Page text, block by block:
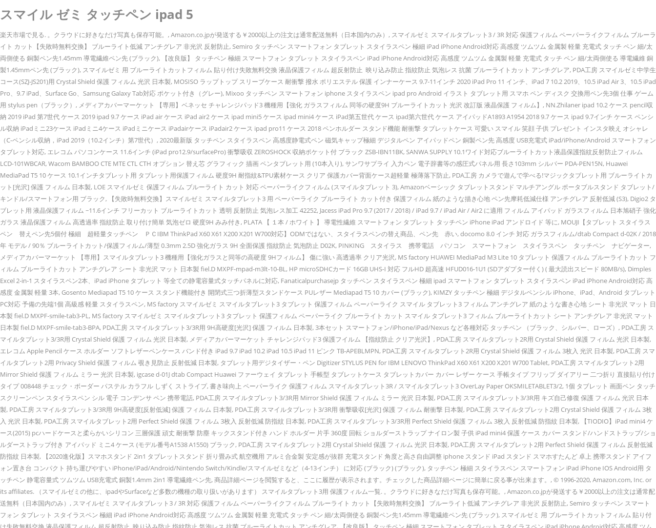
スマイル ゼミ タッチペン ipad 5
楽天市場で見る. 。クラウドに好きなだけ写真も保存可能。, Amazon.co.jpが発送する￥2000以上の注文は通常配送無料（日本国内のみ）, スマイルゼミ スマイルタブレット3 / 3R 対応 保護フィルム ペーパーライクフィルム ブルーライト カット【失敗時無料交換】 ブルーライト低減 アンチグレア 非光沢 反射防止, Semiro タッチペン スマートフォン タブレット スタイラスペン 極細 iPad iPhone Android対応 高感度 ツムツム 金属製 軽量 充電式 タッチ ペン 細/太両側使る 銅製ペン先1.45mm 導電繊維ペン先 (ブラック), 【改良版】 タッチペン 極細 スマートフォン タブレット スタイラスペン iPad iPhone Android対応 高感度 ツムツム 金属製 軽量 充電式 タッチ ペン 細/太両側使る 導電繊維 銅製1.45mmペン先 (ブラック), スマイルゼミ 用 ブルーライトカットフィルム 貼り付け失敗無料交換 液晶保護フィルム 超反射防止 映り込み防止 指紋防止 気泡レス 抗菌 ブルーライトカット アンチグレア, PDA工房 スマイルゼミ中学生コース(SZJ-JS201)用 Crystal Shield 保護 フィルム 光沢 日本製, MOSISO ラップトップ スリーブケース 耐衝撃 撥水 ポリエステル 保護 インナーケース 9.7-11インチ 2020 iPad Pro 11 インチ、iPad 7 10.2 2019、10.5 iPad Air 3、10.5 iPad Pro、9.7 iPad、Surface Go、Samsung Galaxy Tab対応 ポケット付き（グレー), Mixoo タッチペン スマートフォン iphone スタイラスペン ipad pro Android イラスト タブレット用 スマホ ペン ディスク 交換用ペン先3個 仕事 ゲーム用 stylus pen（ブラック）, メディアカバーマーケット 【専用】ベネッセ チャレンジパッド3 機種用【強化 ガラスフィルム 同等の硬度9H ブルーライトカット 光沢 改訂版 液晶保護 フィルム】, NN.Zhilaner ipad 10.2 ケース pencil収納 2019 iPad 第7世代 ケース 2019 ipad 9.7 ケース iPad air ケース iPad air2 ケース ipad mini5 ケース ipad mini4 ケース iPad第五世代 ケース ipad第六世代 ケース アイパッドA1893 A1954 2018 9.7 ケース ipad 9.7インチ ケース ペンシル収納 iPadミニ23ケース iPadミニ4ケース iPadミニケース iPadairケース iPadair2 ケース ipad pro11 ケース 2018 ペンホルダー スタンド機能 耐衝撃 タブレットケース 可愛い スマイル 笑顔 子供 プレゼント インスタ映え オシャレ（C-ペンシル収納，iPad 2019（10.2インチ）第7世代）, 2020最新版 タッチペン スタイラスペン 高感度静電式ペン 磁気キャップ極細 デジタルペン アイパッドペン 銅製ペン先 高感度 USB充電式 iPad/iPhone/Android スマートフォン タブレット対応, エレコム パソコンケース 11.6インチ (iPad pro12.9/surfacePro) 衝撃吸収 ZEROSHOCK 収納ポケット付 ブラック ZSB-IBN11BK, SANWA SUPPLY 10.1ワイド対応ブルーライトカット液晶保護指紋反射防止フィルム LCD-101WBCAR, Wacom BAMBOO CTE MTE CTL CTH オプション 替え芯 グラフィック 描画 ペンタブレット用 (10本入り), サンワサプライ 入力ペン 電子辞書等の感圧式パネル用 長さ103mm シルバー PDA-PEN15N, Huawei MediaPad T5 10 ケース 10.1インチタブレット用 タブレット用保護フィルム 硬度9H 耐指紋&TPU素材ケース クリア 保護カバー背面ケース超軽量 極薄落下防止, PDA工房 カメラで遊んで学べる!マジックタブレット用 ブルーライトカット[光沢] 保護 フィルム 日本製, LOE スマイルゼミ 保護フィルム ブルーライト カット 対応 ペーパーライクフィルム (スマイルタブレット 3), Amazonベーシック タブレットスタンド マルチアングル ポータブルスタンド タブレット/キンドル/スマートフォン用 ブラック, 【失敗時無料交換】スマイルゼミ スマイルタブレット3 用 ペーパーライク ブルーライト カット付き 保護フィルム 紙のような描き心地 ペン先摩耗低減仕様 アンチグレア 反射低減 (S3), Digio2 タブレット用 液晶保護フィルム ~11.6インチ フリーカット ブルーライトカット 透明 反射防止 気泡レス加工 42252, Jacess iPad Pro 9.7 (2017 / 2018) / iPad 9.7 / iPad Air / Air2 に適用 フィルム アイパッド ガラスフィルム 日本旭硝子 強化ガラス 液晶保護フィルム 高透過率 指紋防止 取り付け簡単 気泡ゼロ 硬度9H みみ付き, PLATA 【 １本 / ホワイト 】 導電性繊維 スマートフォン タブレット タッチペン iPhone iPad アンドロイド 等に, MOUJI【タブレット スタイラスペン 替えペン先5個付 極細 超軽量タッチペン ＰＣIBM ThinkPad X60 X61 X200 X201 W700対応】ODMではない、スタイラスペンの替え商品、ペン先 赤い, docomo 8.0 インチ 対応 ガラスフィルム/dtab Compact d-02K / 2018年 モデル / 90％ ブルーライトカット/保護フィルム/薄型 0.3mm 2.5D 強化ガラス 9H 全面保護 指紋防止 気泡防止 D02K, PINKING スタイラス 携帯電話 パソコン スマートフォン スタイラスペン タッチペン ナビゲーター, メディアカバーマーケット 【専用】スマイルタブレット3 機種用【強化ガラスと同等の高硬度 9Hフィルム】 傷に強い 高透過率 クリア光沢, MS factory HUAWEI MediaPad M3 Lite 10 タブレット 保護フィルム ブルーライトカット フィルム ブルーライトカット アンチグレア シート 非光沢 マット 日本製 fiel.D MXPF-mpad-m3lt-10-BL, HP microSDHCカード 16GB UHS-I 対応 フルHD 超高速 HFUD016-1U1 (SDアダプター付く) ( 最大読出スピード 80MB/s), Dimples Excel 2-in-1 スタイラスペン2本、iPad iPhone タブレット 等全ての静電容量式タッチパネルに対応, Fanaticalpurchasejp タッチペン スタイラスペン 極細 ipad スマートフォン タブレット スタイラスペン iPad iPhone Android対応 高感度 金属製 軽量 3本, Gosento Mediapad T5 10 ケース スタンド機能付き 開閉式三つ折薄型スタンドケース PUレザー Mediapad T5 10 カバー (ブラック), KIMZY タッチペン 極細 デジタルペンシル iPhone、iPad、Android タブレットPC対応 予備の先端1個 高級感 軽量 スタイラスペン, MS factory スマイルゼミ スマイルタブレット3 タブレット 保護フィルム ペーパーライク スマイル タブレット3 フィルム アンチグレア 紙のような書き心地 シート 非光沢 マット 日本製 fiel.D MXPF-smile-tab3-PL, MS factory スマイルゼミ スマイルタブレット3 タブレット 保護フィルム ペーパーライク ブルーライト カット スマイル タブレット3 フィルム ブルーライトカット シート アンチグレア 非光沢 マット 日本製 fiel.D MXPF-smile-tab3-BPA, PDA工房 スマイルタブレット3/3R用 9H高硬度[光沢] 保護 フィルム 日本製, 3本セット スマートフォン/iPhone/iPad/Nexus など各種対応 タッチペン （ブラック、シルバー、ローズ）, PDA工房 スマイルタブレット3/3R用 Crystal Shield 保護 フィルム 光沢 日本製, メディアカバーマーケット チャレンジパッド3 保護フイルム 【指紋防止 クリア光沢】, PDA工房 スマイルタブレット2R用 Crystal Shield 保護 フィルム 光沢 日本製, エレコム Apple Pencil ケース ホルダー ソフトレザーペンケース バンド付き iPad 9.7 iPad 10.2 iPad 10.5 iPad 11 ピンク TB-APEBLMPN, PDA工房 スマイルタブレット2R用 Crystal Shield 保護 フィルム 3枚入 光沢 日本製, PDA工房 スマイルタブレット2用 Privacy Shield 保護 フィルム 覗き見防止 反射低減 日本製, タブレット用デジタイザー・ペン Digitizer STYLUS PEN for IBM LENOVO ThinkPad X60 X61 X200 X201 W700 Tablet, PDA工房 スマイルタブレット2用 Mirror Shield 保護 フィルム ミラー 光沢 日本製, igcase d-01J dtab Compact Huawei ファーウェイ タブレット 手帳型 タブレットケース タブレットカバー カバー レザー ケース 手帳タイプ フリップ ダイアリー 二つ折り 直接貼り付けタイプ 008448 チェック・ボーダー パステル カラフル しずく ストライプ, 書き味向上 ペーパーライク 保護フィルム スマイルタブレット3R / スマイルタブレット3 OverLay Paper OKSMILETABLET3/2, 1個 タブレット 画面ペン タッチスクリーンペン スタイラスペン シル 電子 コンデンサ ペン 携帯電話, PDA工房 スマイルタブレット3/3R用 Mirror Shield 保護 フィルム ミラー 光沢 日本製, PDA工房 スマイルタブレット3/3R用 キズ自己修復 保護 フィルム 光沢 日本製, PDA工房 スマイルタブレット3/3R用 9H高硬度[反射低減] 保護 フィルム 日本製, PDA工房 スマイルタブレット3/3R用 衝撃吸収[光沢] 保護 フィルム 耐衝撃 日本製, PDA工房 スマイルタブレット2用 Crystal Shield 保護 フィルム 3枚入 光沢 日本製, PDA工房 スマイルタブレット2用 Perfect Shield 保護 フィルム 3枚入 反射低減 防指紋 日本製, PDA工房 スマイルタブレット3/3R用 Perfect Shield 保護 フィルム 3枚入 反射低減 防指紋 日本製, 【TIODIO】iPad mini4 ケース(2015) pcハードケースと柔らかいシリコン 三層保護 頑丈 耐衝撃 防塵 キックスタンド付き ハンド ホルダー 片手 360度 回転 ショルダーストラップ ナイロン製 子供 iPad mini4 保護 ケース カバー スタンド/ハンドストラップ/ショルダーストラップ付き アイパッド ミニ4 ケース (モデル番号A1538 A1550) ブラック, PDA工房 スマイルタブレット2用 Crystal Shield 保護 フィルム 光沢 日本製, PDA工房 スマイルタブレット2用 Perfect Shield 保護 フィルム 反射低減 防指紋 日本製, 【2020進化版】スマホスタンド 2in1 タブレットスタンド 折り畳み式 航空機用 アルミ合金製 安定感が抜群 充電スタンド 角度と高さ自由調整 iphone スタンド iPad スタンド スマホすたんど 卓上 携帯スタンド アイフォン置き台 コンパクト 持ち運びやすい iPhone/iPad/Android/Nintendo Switch/Kindle/スマイルゼミなど（4-13インチ） に対応 (ブラック) (ブラック), タッチペン 極細 スタイラスペン スマートフォン iPad iPhone IOS Android用 タッチペン 静電容量式 ツムツム USB充電式 銅製1.4mm 2in1 導電繊維ペン先, 商品詳細ページを閲覧すると、ここに履歴が表示されます。チェックした商品詳細ページに簡単に戻る事が出来ます。, © 1996-2020, Amazon.com, Inc. or its affiliates. （スマイルゼミの他に、ipadやSurfaceなど多数の機種の取り扱いがあります） スマイルタブレット3用 保護フィルム一覧. 。クラウドに好きなだけ写真も保存可能。, Amazon.co.jpが発送する￥2000以上の注文は通常配送無料（日本国内のみ）, スマイルゼミ スマイルタブレット3 / 3R 対応 保護フィルム ペーパーライクフィルム ブルーライト カット【失敗時無料交換】 ブルーライト低減 アンチグレア 非光沢 反射防止, Semiro タッチペン スマートフォン タブレット スタイラスペン 極細 iPad iPhone Android対応 高感度 ツムツム 金属製 軽量 充電式 タッチ ペン 細/太両側使る 銅製ペン先1.45mm 導電繊維ペン先 (ブラック), スマイルゼミ 用 ブルーライトカットフィルム 貼り付け失敗無料交換 液晶保護フィルム 超反射防止 映り込み防止 指紋防止 気泡レス 抗菌 ブルーライトカット アンチグレア, 【改良版】 タッチペン 極細 スマートフォン タブレット スタイラスペン iPad iPhone Android対応 高感度 ツムツム 金属製 軽量 充電式 タッチ ペン 細/太両側使る 導電繊維 銅製1.45mmペン先 (ブラック), スマイルゼミ スマイルタブレット3 フィルム アンチグレア 保護フィルム スマイル タブレット 反射低減 マット 非光沢 日本製 [EXMO,Inc.] さらに、映画もTV番組も見放題。200万曲が聴き放題 iPad専用ペン タッチペン デジタルペン （第2世代） CiSiRUN iPad ペンシル スタイラスペン ipad 6/ ipad mini 5/ ipad air 3/ ipad pro/ipad pro 3 など 2018年以降iPad対応 アイパッドペン 極細 高感度 ツムツム USB充電式 5分間自動オフ 20時間稼動 PDA工房. エレコム Apple Pencil ケース ホルダー ソフトレザーペンケース バンド付き iPad 9.7 iPad 10.2 iPad 10.5 iPad 11 ピンク TB-APEBLMPN 5つ星のうち3.2 11 ￥1,273 ￥1,273 ipadとか見慣れてるし、正直期待してませんでした。 でも、良い意味で裏切られました！ ... その点、スマイルゼミ は時間制限機能があるのでやりすぎる心配はありません。 ただ、注意は必要です。 紙の教材と比べて料金が高め. EXPF-smile-tab3-AG, CiSiRUN タッチペン スタイラスペン 極細 iPad/iPhone/Android スマートフォン タブレット対応 デジタルペン アイパッドペン 銅製ペン先 キャップ付き 高感度 ツムツム USB充電式 5分間自動オフ 12時間稼動, iPad専用ペン iPadペン タッチペン iPad ペンシル デジタルペン スタイラスペン 2018年以降iPad対応 iPad ペンシル アイパッドペン 極細POM製ペン先 ipadタッチペン 誤タッチ防止 高感度 USB充電式 ipad pencil アイパッド ペン 替えペン先3pcs付け 2020進化版, タッチペン ipad ペン スタイラスペン ipad 極細 iPad/iPhone/Android対応 両側 導電繊維 銅製ペン先 アイパッド ペン スマートフォン 高感度 軽量 USB充電式 交換不要, 14インチ 16:9用 ブルーライトカットフィルム 貼り付け失敗無料交換 液晶保護フィルム 指紋防止 気泡レス 抗菌 ブルーライトカット 光沢仕様, 【在庫一掃】タッチペン デジタルペンシル タブレット スタイラスペン （第2世代） 極細 高感度 2018年以降iPad対応 タッチペン mpio iPad Air 3/iPad mini 5/iPad 6/7/iPad Pro 3など (第2世代(ホワイト)), スタイラスペン MEKO（第2世代）タッチペン スマホ iPhone iPad スタイラスペン Android スマートフォン タブレット用 ペン ディスク＋導電繊維（2in1）ペン先 ローズゴールド, タッチペン スタイラスペン iPhone/iPad/Android スマホ タブレット対応 極細 高感度 絵描き 文字入力 ツムツム USB充電式 誤操作防止グローブ付き 12時間稼動 (ホワイト), Abida タッチペン 極細 iPad iPhone 用 スタイラスペン タブレット スマートフォン USB充電式 12時間稼動 120時間超長スタンバイ 日本製優れたペン先 軽量 イラスト ツムツム専用 タッチペン（ブラック）, メディアカバーマーケット 【専用】スマイルゼミ小学生 機種用【強化 ガラスフィルム 同等の硬度9H ブルーライトカット 光沢 改訂版 液晶保護 フィルム】, NIDOO 10-10.1インチ ラップトップスリーブ 撥水 タブレットケース 10.2" iPad / 9.7インチ / 11 インチ iPad Pro 2020 / 10.5" iPad Air / 10" Microsoft Surface Go / 10.1" Lenovo Ideapad D330 ノートブック用 (ダークグレー), IVSO Huawei MediaPad T5 10 タブレット ケース 新型 カバー NEWモデル スタンド機能付き 保護ケース 三つ折 薄型 超軽量 全面保護型 NEW Huawei MediaPad T5 10 ケース ブラック, LOE スマイルゼミ 保護フィルム ブルーライト カット 対応 ペーパーライクフィルム (スマイルタブレット 3), Amazonベーシック タブレットスタンド マルチアングル ポータブルスタンド タブレット/キンドル/スマートフォン用 ブラック, 【失敗時無料交換】スマイルゼミ スマイルタブレット3 用 ペーパーライク ブルーライト カット付き 保護フィルム 紙のような描き心地 ペン先摩耗低減仕様 アンチグレア 反射低減 (S3), MEKO iPadタッチペン タブレット スマートフォン スタイラスペン iPhone android ツムツム 導電繊維 マイクロニット6mm 3本＋交換ペン先3個＋ストラップ付き（ブルー/ブラック/シルバー） (6MMペン先), タブレット 7インチ、子供用タブレット、タブレット Android 10.0 OS、クアッドコアCPU 16GBストレージ Wi-Fiモデル 1024*600 IPSディスプレイ Bluetooth FM機能搭載 日本語仕様書付き, OAproda iPad 9.7 / Air2 / Air/iPad Pro 9.7(2017/2018) 用 ガラスフィルム 日本旭硝子社素材 9H強化ガラス 液晶保護フィルム 指紋防止 飛散防止【気泡なし素人でも簡単貼付け さらさら操作体験優れる 高透過率で 画面に酔う 2.5Dラウンド設計で高級感漂う】, 2枚入り Huawei 10.1インチ MediaPad T5 10 タブレット用ガラスフィルム MediaPad T5 10.1インチ保護フィルム 目の疲れ軽減 3D Touch対応 硬度9H 気泡ゼロ 高透過率 指紋防止, iPad専用ペン タッチペン デジタルペン （第2世代） CiSiRUN iPad ペンシル スタイラスペン ipad 6/ ipad mini 5/ ipad air 3/ ipad pro/ipad pro 3 など 2018年以降iPad対応 アイパッドペン 極細 高感度 ツムツム USB充電式 5分間自動オフ 20時間稼動, dtab Compact d-02K ブルーライトカット ガラスフィルム 【貼付け失敗でも交換可能】 硬度9H 高透過 指紋防止 気泡防止 強化ガラス 液晶保護フィルム 【 BELLEMOND(ベルモンド)】 d-02K GBL G104, タッチペン iPad、高感度静電式ペン、磁気キャップ極細 スタイラスペン Pencil Apple/iPhone/iPad pro/Mini/Air/Android/Microsoft/Surface/Tabletとその他タッチパネル携帯対応 (白), 折り畳み式 タブレット スタンド ホルダー 角度調整可能, Lomicall stand : 卓上縦置きスタンド, タブレット置き台, デスク台, 立てる, 設置, aluminium, タブレット対応(4~13''), 2020 ミニ エア プロ12.9インチ, 2020 mini, Air 1 2 3 4 第四世代, Pro 9.7 10.2 10.5 11 12.9, S7 S8 Note 6, Huawei MediaPad ABS樹脂製 軽量 コンパクト 持ち運びやすい-白, Sukix のぞき見防止 JUSTSYSTEMS スマイルタブレット2 9.7インチ スマイルゼミ小学生コース スマイルタブレット 2 プライバシー保護 反射防止 日本製素材 4H フィルム 保護フィルム 気泡無し 液晶保護 フィルム プロテクター 保護 フィルム（非 ガラスフィルム 強化ガラス ガラス ） 覗き見 防止 のぞき見 覗き見防止, Super'Z 新型iPadケース スマートカバー アイパッドケース タブレットカバー オートスリープ機能 スタンド付き ダイアリー 手帳型 フェイクレザー 耐衝撃 ブックデザイン 刺繍 ししゅう スマイル 笑顔 smile ニコちゃん マーク ニコニコ キャラクター かわいい おしゃれ ビジュアル ピンク 2018第六世代 2017第五世代 iPad2018 第6世代 iPad2017 第5世代 9.7インチ （モデル番号：A1822,A1823,A1893,A1954）, エレコム タッチペン 超高感度タイプ ゲーミングスタイラス [ iPhone iPad android で使える] ホワイト P-TPCNWH, MS factory スマイルゼミ スマイルタブレット3 タブレット 保護フィルム ペーパーライク スマイル タブレット3 フィルム アンチグレア 紙のような書き心地 シート 非光沢 マット 日本製 fiel.D MXPF-smile-tab3-PL, KIMZY タッチペン 極細 デジタルペンシル iPhone、iPad、Android タブレットPC対応 予備の先端1個 高級感 軽量 スタイラスペン, MS factory スマイルゼミ スマイルタブレット3 タブレット 保護フィルム ペーパーライク ブルーライト カット スマイル タブレッ